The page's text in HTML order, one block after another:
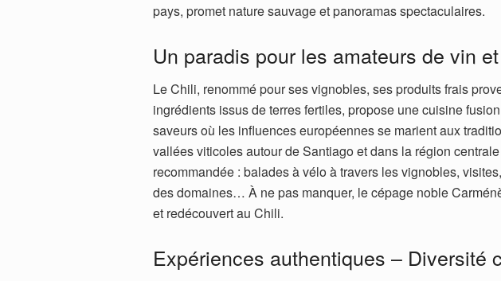
pays, promet nature sauvage et panoramas spectaculaires.
Un paradis pour les amateurs de vin
Le Chili, renommé pour ses vignobles, ses produits frais
ingrédients issus de terres fertiles, propose une cuisine
saveurs où les influences européennes se marient aux
vallées viticoles autour de Santiago et dans la région
recommandée : balades à vélo à travers les vignobles,
des domaines… À ne pas manquer, le cépage noble
et redécouvert au Chili.
Expériences authentiques – Diversité